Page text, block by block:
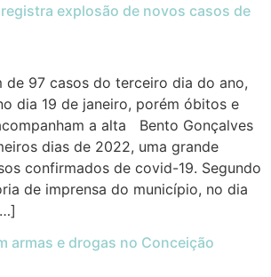
explosão de novos casos de
de 97 casos do terceiro dia do ano,
dia 19 de janeiro, porém óbitos e
a alta Bento Gonçalves
dias de 2022, uma grande
confirmados de covid-19. Segundo
de imprensa do município, no dia
armas e drogas no Conceição